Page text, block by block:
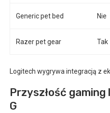
Generic pet bed Nie
Razer pet gear Tak
Logitech wygrywa integracją z
Przyszłość
G